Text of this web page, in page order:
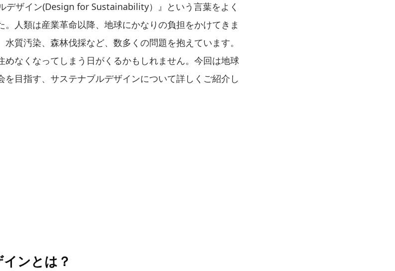
デザイン(Design for Sustainability）』という言葉をよく
人類は産業革命以降、地球にかなりの負担をかけてきま
質汚染、森林伐採など、数多くの問題を抱えています。
めなくなってしまう日がくるかもしれません。今回は地球
目指す、サステナブルデザインについて詳しくご紹介し
ンとは？